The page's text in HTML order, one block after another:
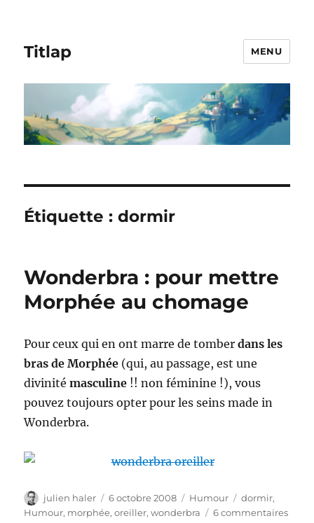
Titlap MENU
Étiquette :dormir
Wonderbra : pour mettre
Morphée au chomage
Pour ceux qui en ont marre de tomberdans les
bras de Morphée (qui, au passage, est une
divinitémasculine !! non féminine !), vous
pouvez toujours opter pour les seins made in
Wonderbra.
Auteur
julien haler
Publié
le
6 octobre 2008 Catégories
Humour Étiquettes
dormir,
Humour, morphée,oreiller,wonderbra 6 commentairessur